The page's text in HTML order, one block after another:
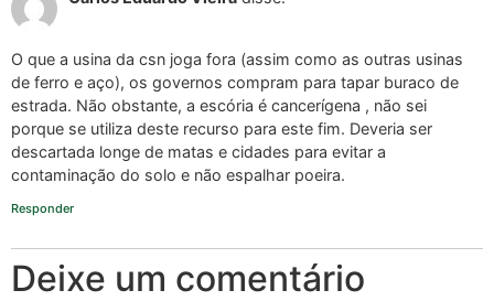
O que a usina da csn joga fora (assim como as outras usinas
de ferro e aço), os governos compram para tapar buraco de
estrada. Não obstante, a escória é cancerígena , não sei
porque se utiliza deste recurso para este fim. Deveria ser
descartada longe de matas e cidades para evitar a
contaminação do solo e não espalhar poeira.
Responder
Deixe um comentário